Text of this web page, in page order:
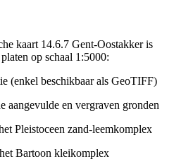
kaart 14.6.7 Gent-Oostakker is
op schaal 1:5000:
(enkel beschikbaar als GeoTIFF)
aangevulde en vergraven gronden
Pleistoceen zand-leemkomplex
Bartoon kleikomplex